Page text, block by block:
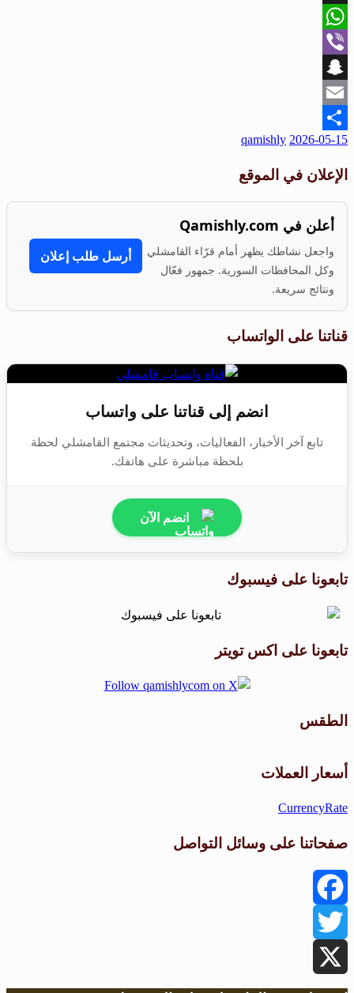
X
WhatsApp
Viber
Snapchat
Email
Share
2026-05-15
qamishly
الإعلان في الموقع
أعلن في Qamishly.com
واجعل نشاطك يظهر أمام قرّاء القامشلي
وكل المحافظات السورية. جمهور فعّال
ونتائج سريعة.
أرسل طلب إعلان
قناتنا على الواتساب
انضم إلى قناتنا على واتساب
تابع آخر الأخبار، الفعاليات، وتحديثات مجتمع القامشلي لحظة
بلحظة مباشرة على هاتفك.
انضم الآن
تابعونا على فيسبوك
تابعونا على اكس تويتر
الطقس
أسعار العملات
CurrencyRate
صفحاتنا على وسائل التواصل
Facebook
Twitter